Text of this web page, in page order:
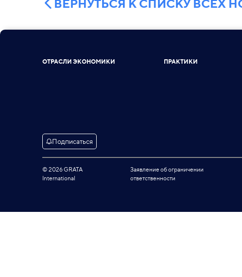
ВЕРНУТЬСЯ К СПИСКУ ВСЕХ
ОТРАСЛИ ЭКОНОМИКИ ПРАКТИКИ
Подписаться
© 2026 GRATA
International
Заявление об ограничении
ответственности